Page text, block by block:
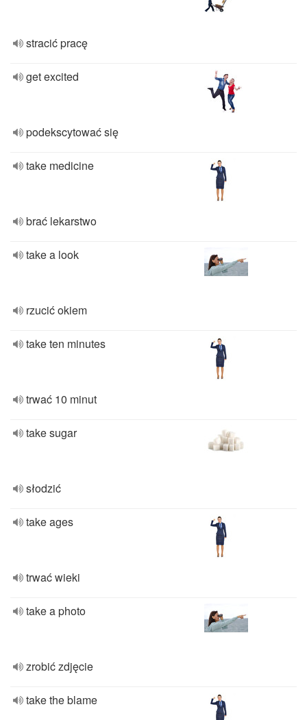
stracić pracę
get excited
podekscytować się
take medicine
brać lekarstwo
take a look
rzucić okiem
take ten minutes
trwać 10 minut
take sugar
słodzić
take ages
trwać wieki
take a photo
zrobić zdjęcie
take the blame